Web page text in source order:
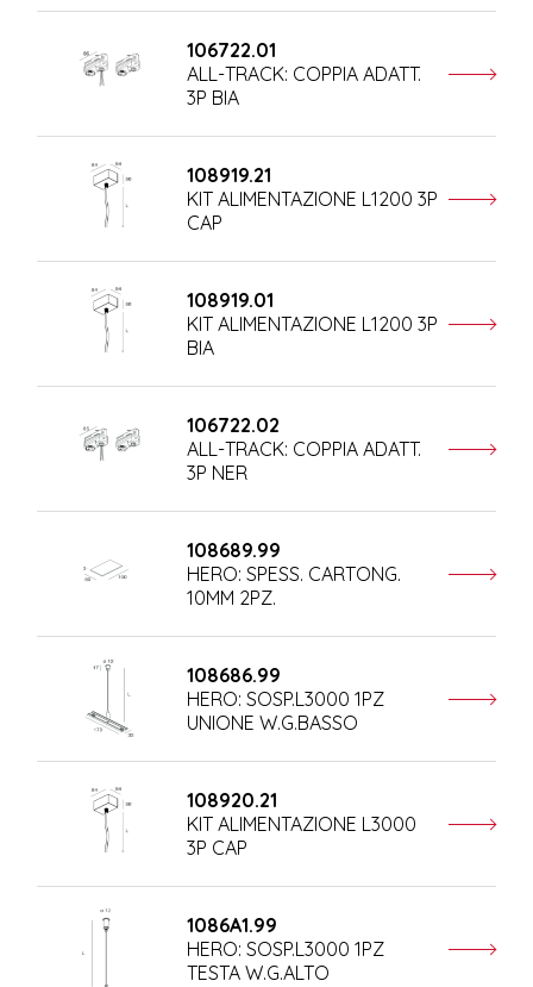
106722.01
ALL-TRACK: COPPIA ADATT.
3P BIA
108919.21
KIT ALIMENTAZIONE L1200 3P
CAP
108919.01
KIT ALIMENTAZIONE L1200 3P
BIA
106722.02
ALL-TRACK: COPPIA ADATT.
3P NER
108689.99
HERO: SPESS. CARTONG.
10MM 2PZ.
108686.99
HERO: SOSP.L3000 1PZ
UNIONE W.G.BASSO
108920.21
KIT ALIMENTAZIONE L3000
3P CAP
1086A1.99
HERO: SOSP.L3000 1PZ
TESTA W.G.ALTO